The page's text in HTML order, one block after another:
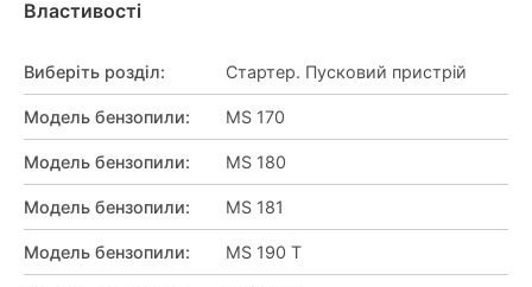
Властивості
Виберіть розділ: Стартер. Пусковий пристрій
Модель бензопили: MS 170
Модель бензопили: MS 180
Модель бензопили: MS 181
Модель бензопили: MS 190 T